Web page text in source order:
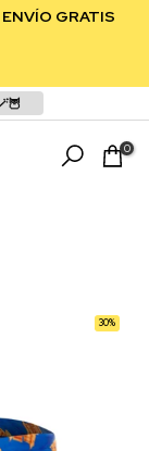
GRATIS
0
30%